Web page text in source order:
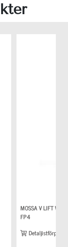
MOSSA V LIFT
FP4